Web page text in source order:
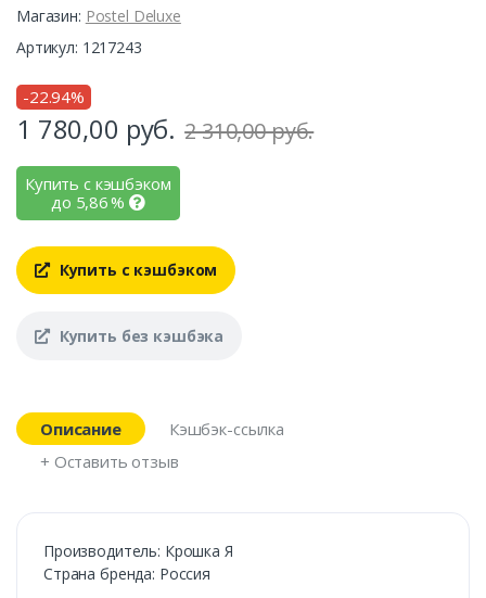
Магазин: Postel Deluxe
Артикул: 1217243
-22.94%
1 780,00 руб. 2 310,00 руб.
Купить с кэшбэком
до 5,86%
Купить с кэшбэком
Купить без кэшбэка
Описание
Кэшбэк-ссылка
+ Оставить отзыв
Производитель: Крошка Я
Страна бренда: Россия